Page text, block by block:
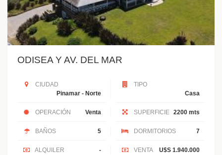
ODISEA Y AV. DEL MAR
CIUDAD
Pinamar - Norte
TIPO
Casa
OPERACIÓN Venta SUPERFICIE 2200 mts
BAÑOS 5 DORMITORIOS 7
ALQUILER - VENTA U$S 1.940.000